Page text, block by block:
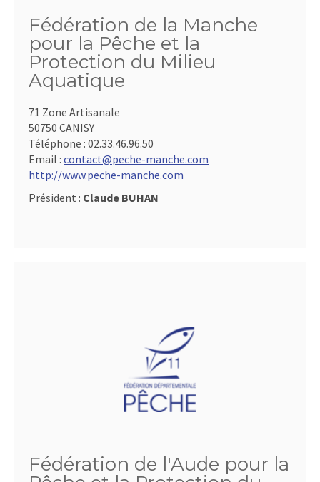
Fédération de la Manche
pour la Pêche et la
Protection du Milieu
Aquatique
71 Zone Artisanale
50750 CANISY
Téléphone : 02.33.46.96.50
Email : contact@peche-manche.com
http://www.peche-manche.com
Président : Claude BUHAN
Fédération de l'Aude pour la